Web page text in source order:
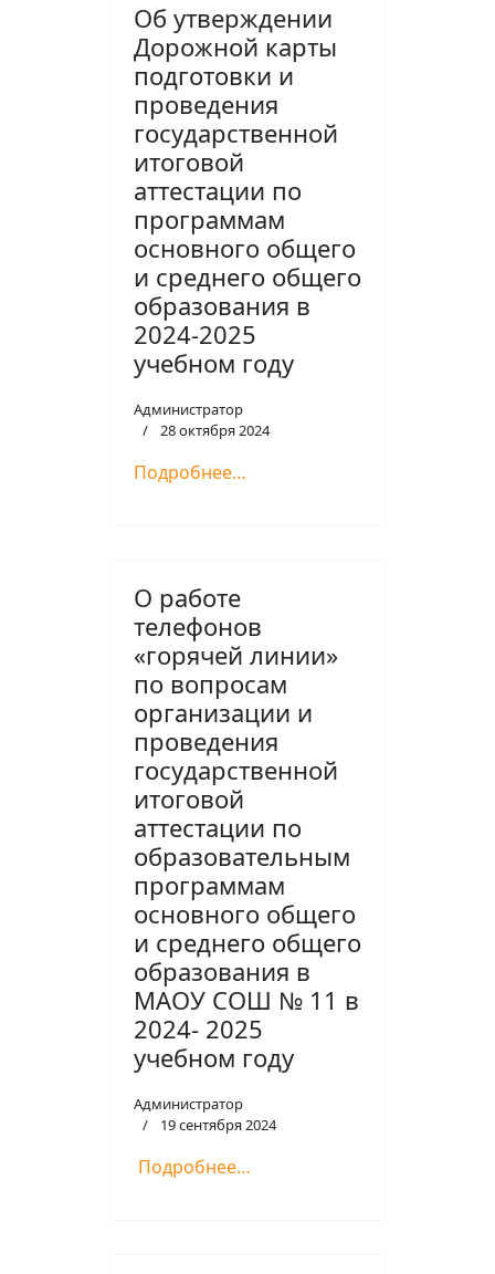
Об утверждении
Дорожной карты
подготовки и
проведения
государственной
итоговой
аттестации по
программам
основного общего
и среднего общего
образования в
2024-2025
учебном году
Администратор
28 октября 2024
Подробнее…
О работе
телефонов
«горячей линии»
по вопросам
организации и
проведения
государственной
итоговой
аттестации по
образовательным
программам
основного общего
и среднего общего
образования в
МАОУ СОШ № 11 в
2024- 2025
учебном году
Администратор
19 сентября 2024
Подробнее…